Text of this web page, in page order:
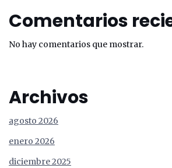
Comentarios
No hay comentarios que mostrar.
Archivos
agosto 2026
enero 2026
diciembre 2025